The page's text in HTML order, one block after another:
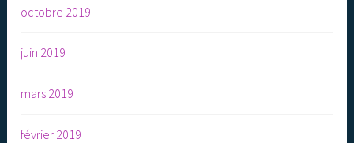
octobre 2019
juin 2019
mars 2019
février 2019